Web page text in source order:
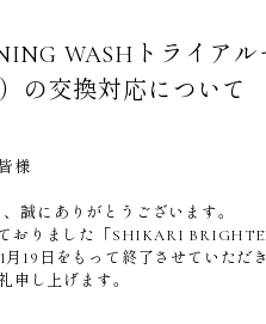
WASHトライア
の交換対応について
様
誠にありがとうございます。
おりました「SHIKARI
19日をもって終了させていただ
申し上げます。